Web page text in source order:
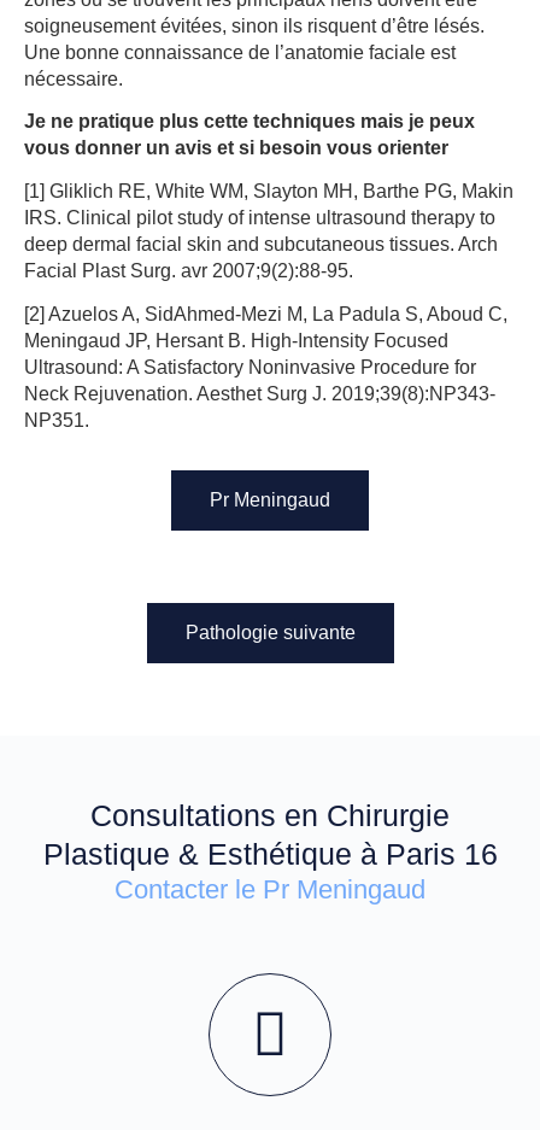
soigneusement évitées, sinon ils risquent d’être lésés.
Une bonne connaissance de l’anatomie faciale est
nécessaire.
Je ne pratique plus cette techniques mais je peux
vous donner un avis et si besoin vous orienter
[1] Gliklich RE, White WM, Slayton MH, Barthe PG, Makin
IRS. Clinical pilot study of intense ultrasound therapy to
deep dermal facial skin and subcutaneous tissues. Arch
Facial Plast Surg. avr 2007;9(2):88‑95.
[2] Azuelos A, SidAhmed-Mezi M, La Padula S, Aboud C,
Meningaud JP, Hersant B. High-Intensity Focused
Ultrasound: A Satisfactory Noninvasive Procedure for
Neck Rejuvenation. Aesthet Surg J. 2019;39(8):NP343-
NP351.
Pr Meningaud
Pathologie suivante
Consultations en Chirurgie
Plastique & Esthétique à Paris 16
Contacter le Pr Meningaud